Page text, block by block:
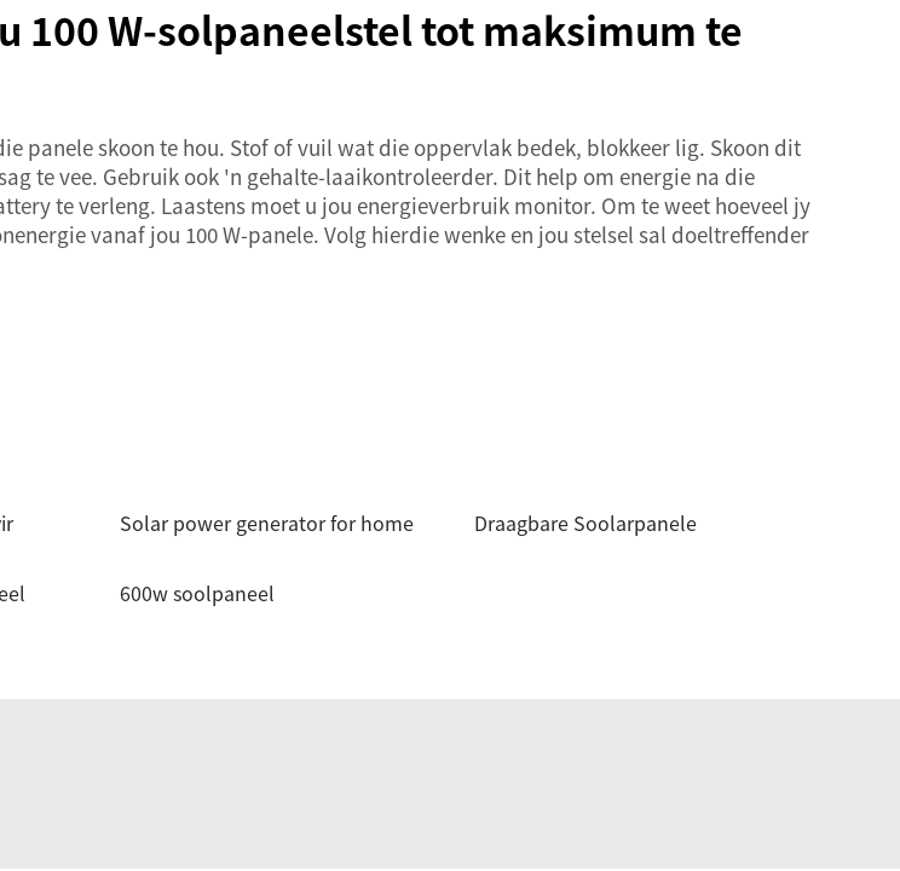
100 W-solpaneelstel tot maksimum te
panele skoon te hou. Stof of vuil wat die oppervlak bedek, blokkeer lig. Skoon dit
te vee. Gebruik ook 'n gehalte-laaikontroleerder. Dit help om energie na die
te verleng. Laastens moet u jou energieverbruik monitor. Om te weet hoeveel jy
vanaf jou 100 W-panele. Volg hierdie wenke en jou stelsel sal doeltreffender
Solar power generator for home Draagbare Soolarpanele
600w soolpaneel